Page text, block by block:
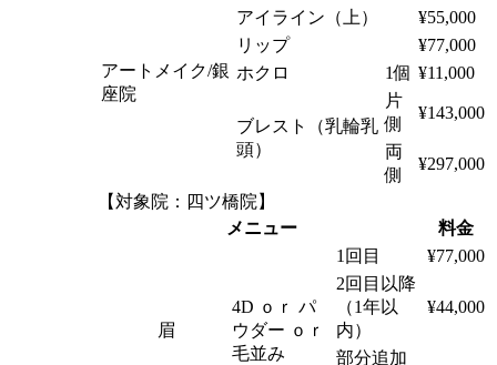
アートメイク/銀
座院
アイライン（上）
¥55,000
リップ
¥77,000
ホクロ
1個 ¥11,000
ブレスト（乳輪乳
頭）
片
側
¥143,000
両
側
¥297,000
【対象院：四ツ橋院】
メニュー
料金
眉
4D ｏｒ パ
ウダー ｏｒ
毛並み
1回目
¥77,000
2回目以降
（1年以
内）
¥44,000
部分追加